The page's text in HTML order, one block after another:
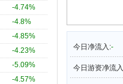
-4.74%
-4.8%
-4.85%
-4.23%
-5.09%
-4.57%
今日净流入:-
今日游资净流入